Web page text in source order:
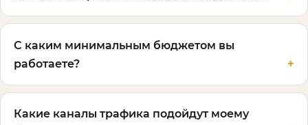
С каким минимальным бюджетом вы
работаете?
Какие каналы трафика подойдут моему